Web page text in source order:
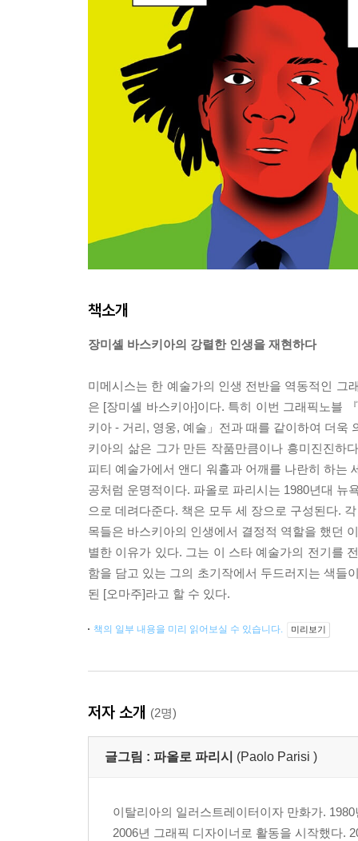
책소개
장미셸 바스키아의 강렬한 인생을 재현하다
미메시스는 한 예술가의 인생 전반을 역동적인 그
은 [장미셸 바스키아]이다. 특히 이번 그래픽노블
키아 - 거리, 영웅, 예술」전과 때를 같이하여 더욱
키아의 삶은 그가 만든 작품만큼이나 흥미진진하
피티 예술가에서 앤디 워홀과 어깨를 나란히 하는
공처럼 운명적이다. 파올로 파리시는 1980년대
으로 데려다준다. 책은 모두 세 장으로 구성된다.
목들은 바스키아의 인생에서 결정적 역할을 했던
별한 이유가 있다. 그는 이 스타 예술가의 전기를
함을 담고 있는 그의 초기작에서 두드러지는 색들
된 [오마주]라고 할 수 있다.
책의 일부 내용을 미리 읽어보실 수 있습니다. 미리보기
저자 소개 (2명)
글그림 : 파올로 파리시 (Paolo Parisi )
이탈리아의 일러스트레이터이자 만화가.
2006년 그래픽 디자이너로 활동을 시작했다.